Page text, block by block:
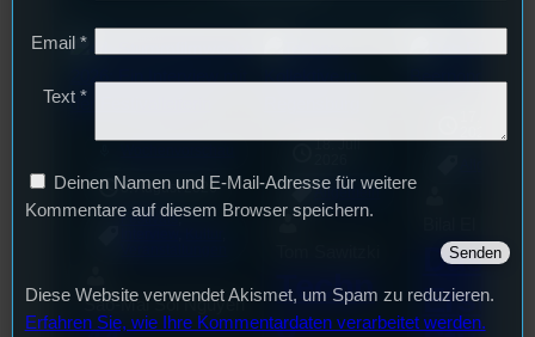
3. August 2026
Festivals ,
Sao-Mai Sol Nguyen
18. Juli
Allgemein
Techn
o
Das
Erste
Email *
Text *
Deinen Namen und E-Mail-Adresse für weitere
Kommentare auf diesem Browser speichern.
Diese Website verwendet Akismet, um Spam zu reduzieren.
Erfahren Sie, wie Ihre Kommentardaten verarbeitet werden.